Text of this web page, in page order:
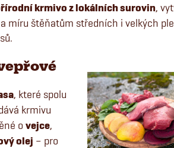
krmivo z lokálních surovin,
míru štěňatům středních i velkých
, které spolu
krmivu
o vejce,
olej – pro